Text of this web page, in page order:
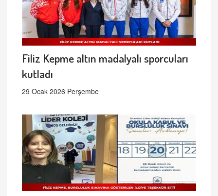
Filiz Kepme altın madalyalı sporcuları
kutladı
29 Ocak 2026 Perşembe